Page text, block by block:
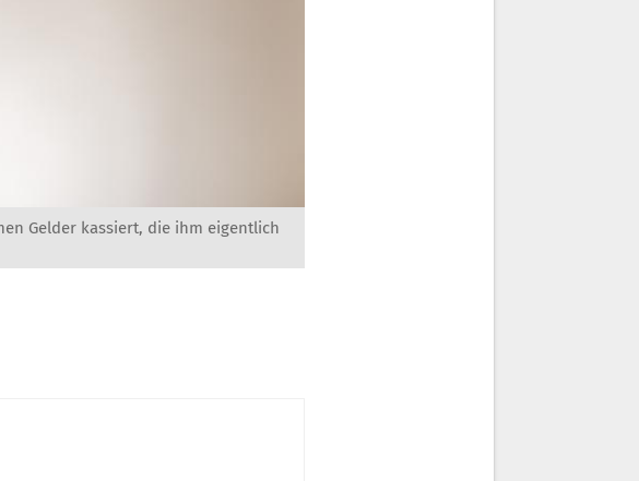
Gelder kassiert, die ihm eigentlich